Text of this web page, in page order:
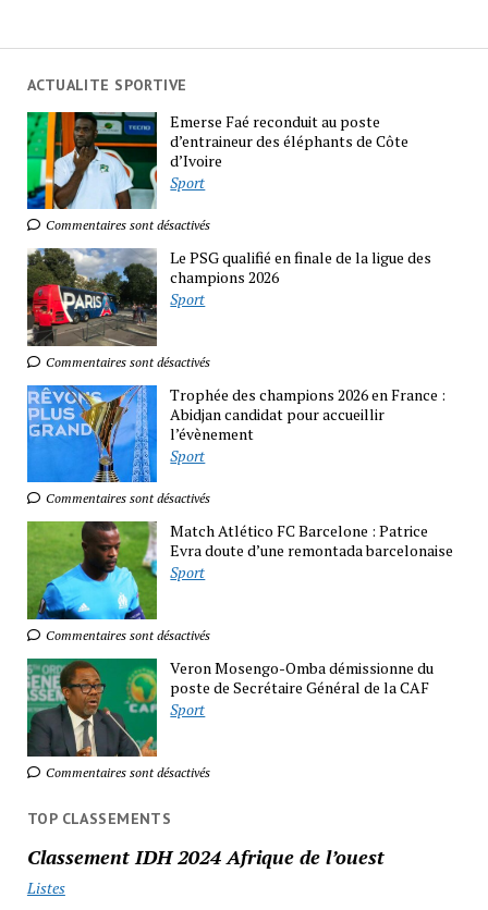
ACTUALITE SPORTIVE
Emerse Faé reconduit au poste
d’entraineur des éléphants de Côte
d’Ivoire
Sport
Commentaires sont désactivés
Le PSG qualifié en finale de la ligue des
champions 2026
Sport
Commentaires sont désactivés
Trophée des champions 2026 en France :
Abidjan candidat pour accueillir
l’évènement
Sport
Commentaires sont désactivés
Match Atlético FC Barcelone : Patrice
Evra doute d’une remontada barcelonaise
Sport
Commentaires sont désactivés
Veron Mosengo-Omba démissionne du
poste de Secrétaire Général de la CAF
Sport
Commentaires sont désactivés
TOP CLASSEMENTS
Classement IDH 2024 Afrique de l’ouest
Listes